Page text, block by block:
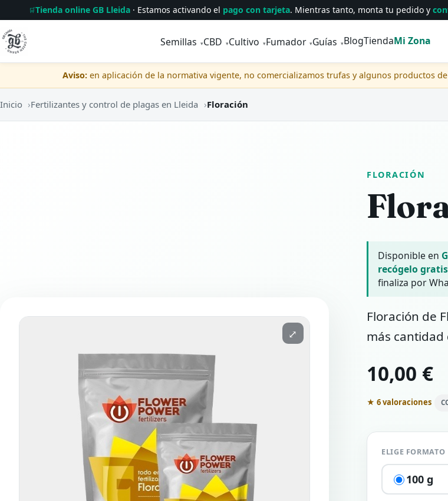
🛒Tienda online GB Lleida· Estamos activando el pago con tarjeta. Mientras tanto, monta tu pedido y
Semillas ▾CBD ▾Cultivo ▾Fumador ▾Guías ▾BlogTiendaMi Zona
Aviso:en aplicación de la normativa vigente, no comercializamos trufas y algunos productos
Inicio ›Fertilizantes y control de plagas en Lleida ›Floración
⤢
FLORACIÓN
Disponible en
recógelo
finaliza por
Floración de
más
10,00 €
★ 6 valoraciones
ELIGE FORMATO
100 g